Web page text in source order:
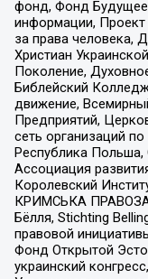
фонд, Фонд
информации,
за права человека,
Христиан
Поколение,
Библейский
движение,
Предприятий,
сеть организаций
Республика
Ассоциация
Королевский
КРИМСЬКА
Бёлля, Stichting
правовой
Фонд Открытой
украинский